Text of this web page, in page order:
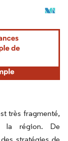
attribution sous CC BY
très fragmenté,
la région. De